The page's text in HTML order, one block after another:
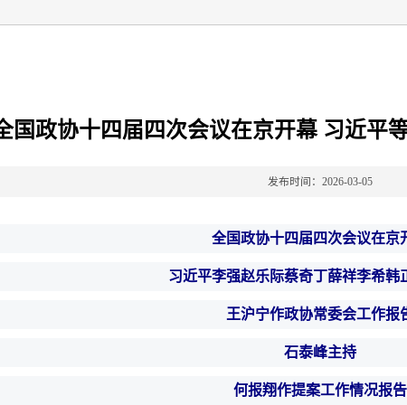
国政协十四届四次会议在京开幕 习近平
发布时间：2026-03-05
全国政协十四届四次会议在京
习近平李强赵乐际蔡奇丁薛祥李希韩
王沪宁作政协常委会工作报
石泰峰主持
何报翔作提案工作情况报告